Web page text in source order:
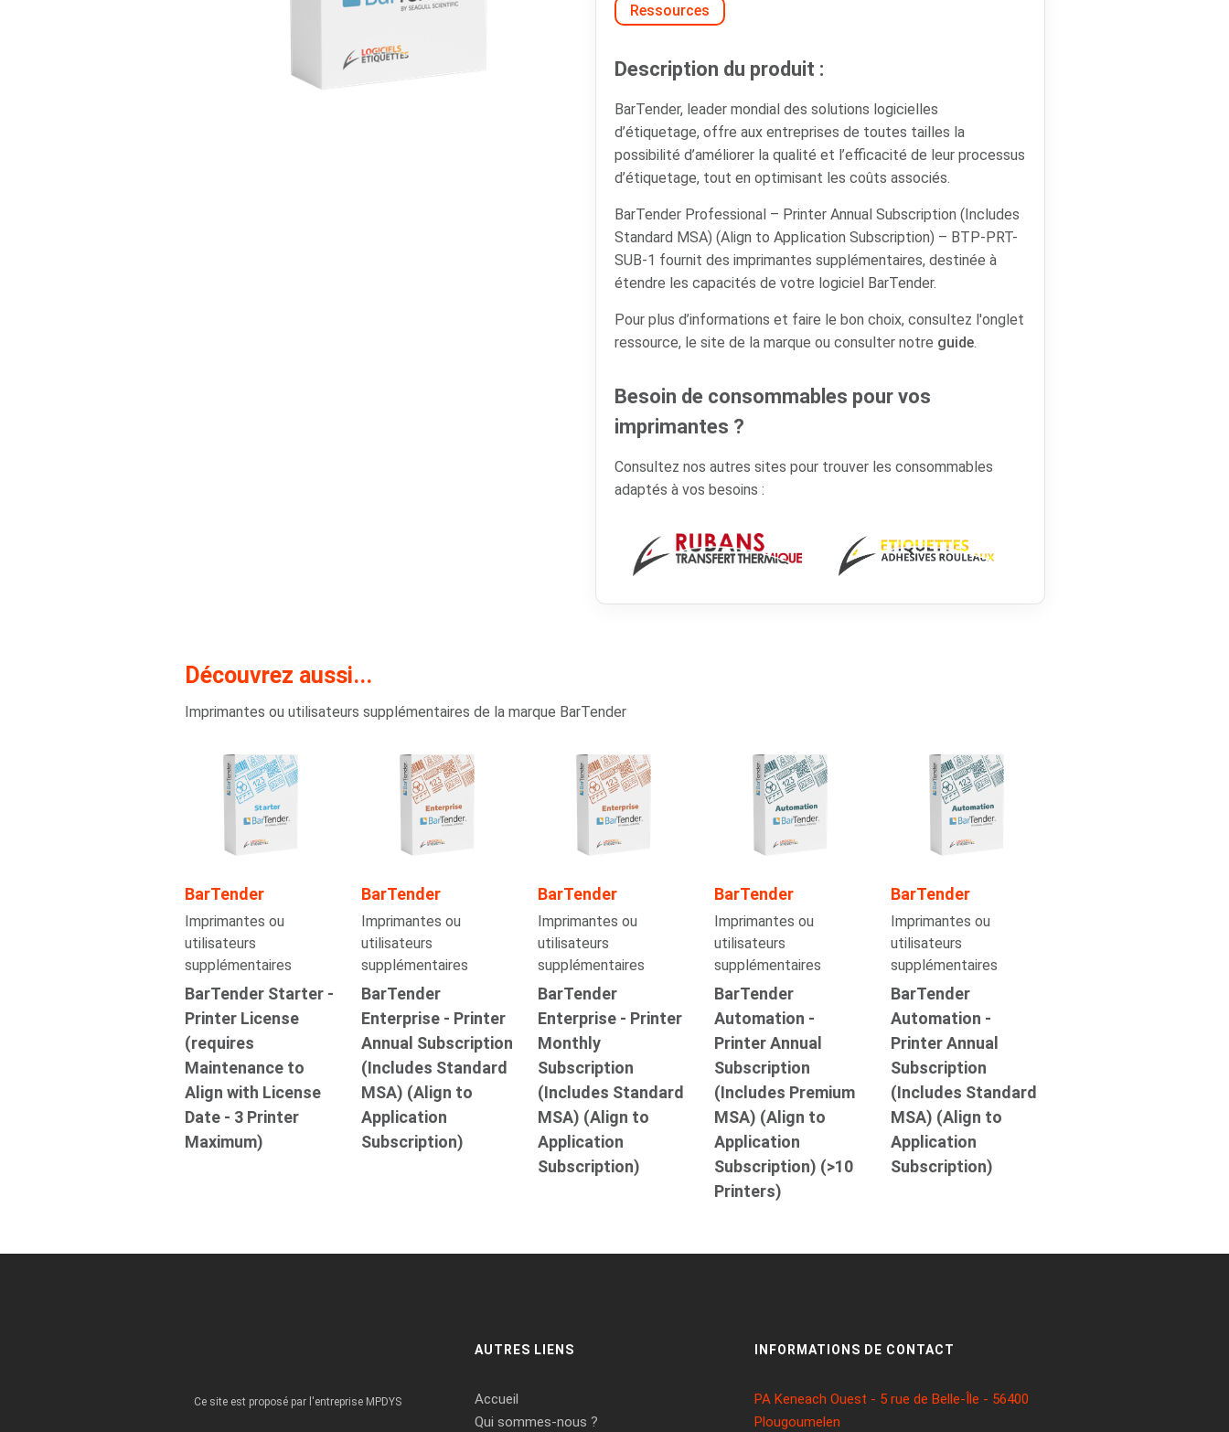
Ressources
Description du produit :
BarTender, leader mondial des solutions logicielles
d’étiquetage, offre aux entreprises de toutes tailles la
possibilité d’améliorer la qualité et l’efficacité de leur processus
d’étiquetage, tout en optimisant les coûts associés.
BarTender Professional – Printer Annual Subscription (Includes
Standard MSA) (Align to Application Subscription) – BTP-PRT-
SUB-1 fournit des imprimantes supplémentaires, destinée à
étendre les capacités de votre logiciel BarTender.
Pour plus d’informations et faire le bon choix, consultez l'onglet
ressource, le site de la marque ou consulter notre guide.
Besoin de consommables pour vos
imprimantes ?
Consultez nos autres sites pour trouver les consommables
adaptés à vos besoins :
Découvrez aussi...
Imprimantes ou utilisateurs supplémentaires de la marque BarTender
BarTender
Imprimantes ou
utilisateurs
supplémentaires
BarTender Starter -
Printer License
(requires
Maintenance to
Align with License
Date - 3 Printer
Maximum)
BarTender
Imprimantes ou
utilisateurs
supplémentaires
BarTender
Enterprise - Printer
Annual Subscription
(Includes Standard
MSA) (Align to
Application
Subscription)
BarTender
Imprimantes ou
utilisateurs
supplémentaires
BarTender
Enterprise - Printer
Monthly
Subscription
(Includes Standard
MSA) (Align to
Application
Subscription)
BarTender
Imprimantes ou
utilisateurs
supplémentaires
BarTender
Automation -
Printer Annual
Subscription
(Includes Premium
MSA) (Align to
Application
Subscription) (>10
Printers)
BarTender
Imprimantes ou
utilisateurs
supplémentaires
BarTender
Automation -
Printer Annual
Subscription
(Includes Standard
MSA) (Align to
Application
Subscription)
Ce site est proposé par l'entreprise MPDYS
AUTRES LIENS
Accueil
Qui sommes-nous ?
INFORMATIONS DE CONTACT
PA Keneach Ouest - 5 rue de Belle-Île - 56400
Plougoumelen